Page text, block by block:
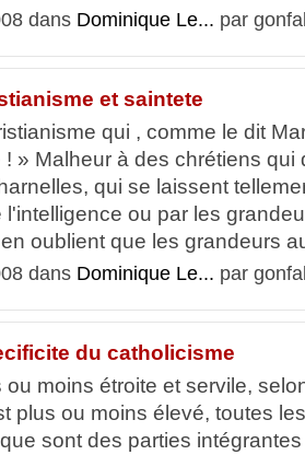
dans Dominique Le... par
et saintete
qui , comme le dit
» Malheur à des chrétiens qui
qui se laissent
l'intelligence ou par les
oublient que les grandeurs
dans Dominique Le... par
du catholicisme
moins étroite et servile,
plus ou moins élevé, toutes
sont des parties